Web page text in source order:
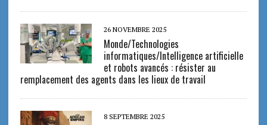
26 NOVEMBRE 2025
Monde/Technologies
informatiques/Intelligence artificielle
et robots avancés : résister au
remplacement des agents dans les lieux de travail
8 SEPTEMBRE 2025